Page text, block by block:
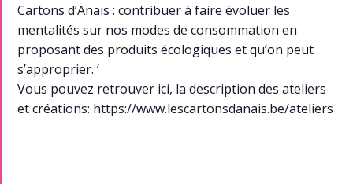
Cartons d’Anaïs : contribuer à faire évoluer les
mentalités sur nos modes de consommation en
proposant des produits écologiques et qu’on peut
s’approprier. ‘
Vous pouvez retrouver ici, la description des ateliers
et créations: https://www.lescartonsdanais.be/ateliers